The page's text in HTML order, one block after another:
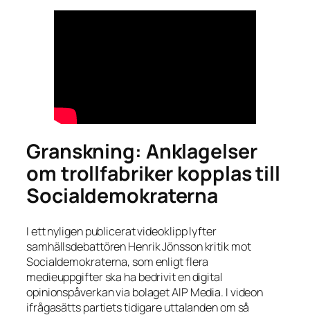
Granskning: Anklagelser
om trollfabriker kopplas till
Socialdemokraterna
I ett nyligen publicerat videoklipp lyfter
samhällsdebattören Henrik Jönsson kritik mot
Socialdemokraterna, som enligt flera
medieuppgifter ska ha bedrivit en digital
opinionspåverkan via bolaget AIP Media. I videon
ifrågasätts partiets tidigare uttalanden om så